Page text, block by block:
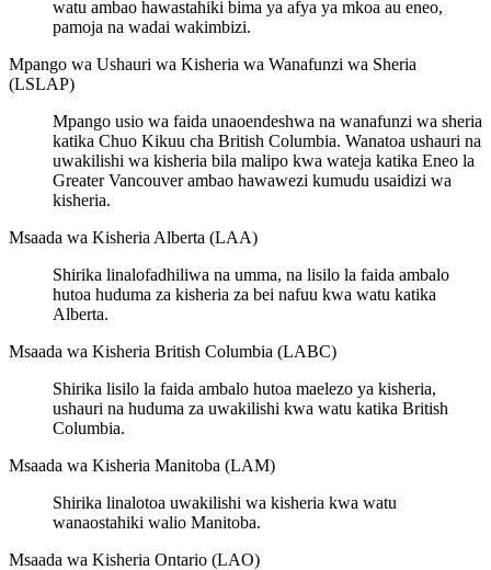
watu ambao hawastahiki bima ya afya ya mkoa au eneo,
pamoja na wadai wakimbizi.
Mpango wa Ushauri wa Kisheria wa Wanafunzi wa Sheria
(LSLAP)
Mpango usio wa faida unaoendeshwa na wanafunzi wa sheria
katika Chuo Kikuu cha British Columbia. Wanatoa ushauri na
uwakilishi wa kisheria bila malipo kwa wateja katika Eneo la
Greater Vancouver ambao hawawezi kumudu usaidizi wa
kisheria.
Msaada wa Kisheria Alberta (LAA)
Shirika linalofadhiliwa na umma, na lisilo la faida ambalo
hutoa huduma za kisheria za bei nafuu kwa watu katika
Alberta.
Msaada wa Kisheria British Columbia (LABC)
Shirika lisilo la faida ambalo hutoa maelezo ya kisheria,
ushauri na huduma za uwakilishi kwa watu katika British
Columbia.
Msaada wa Kisheria Manitoba (LAM)
Shirika linalotoa uwakilishi wa kisheria kwa watu
wanaostahiki walio Manitoba.
Msaada wa Kisheria Ontario (LAO)